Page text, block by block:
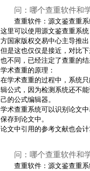
问：哪个查重软件和
查重软件：源文鉴查重系
这里可以使用源文鉴查重系
方国家版权交易中心主导推
但是这也仅仅是接近，对比
也不同，已经注定了查重的结
学术查重的原理：
在学术查重的过程中，系统
辑公式，因为检测系统还不
己的公式编辑器。
学术查重系统可以识别论文
保存到论文中。
论文中引用的参考文献也会
问：哪个查重软件和
查重软件：源文鉴查重系